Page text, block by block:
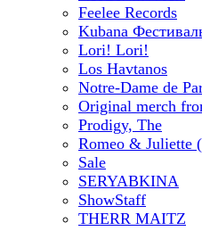
Feelee Records
Kubana
Lori! Lori!
Los Havtanos
Notre-Dame de
Original merch
Prodigy, The
Romeo & Juliette
Sale
SERYABKINA
ShowStaff
THERR MAITZ